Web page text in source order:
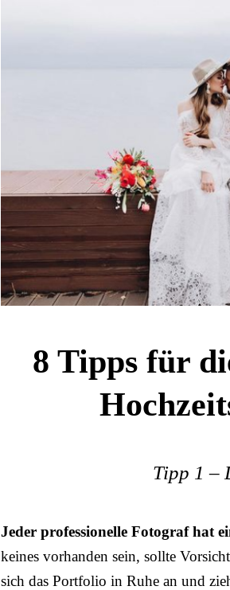
8 Tipps für
Tipp 1 –
Jeder professionelle Fotograf hat
keines vorhanden sein, sollte
sich das Portfolio in Ruhe an und